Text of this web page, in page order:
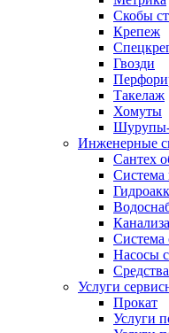
Скобы
Крепеж
Гвозди
Такелаж
Хомуты
Шурупы-
Инженерные
Сантех
Система
Система
Насосы
Услуги
Прокат
Услуги